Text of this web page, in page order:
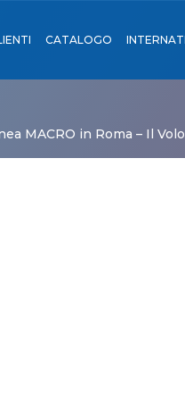
CATALOGO
MACRO in Roma – Il Volo